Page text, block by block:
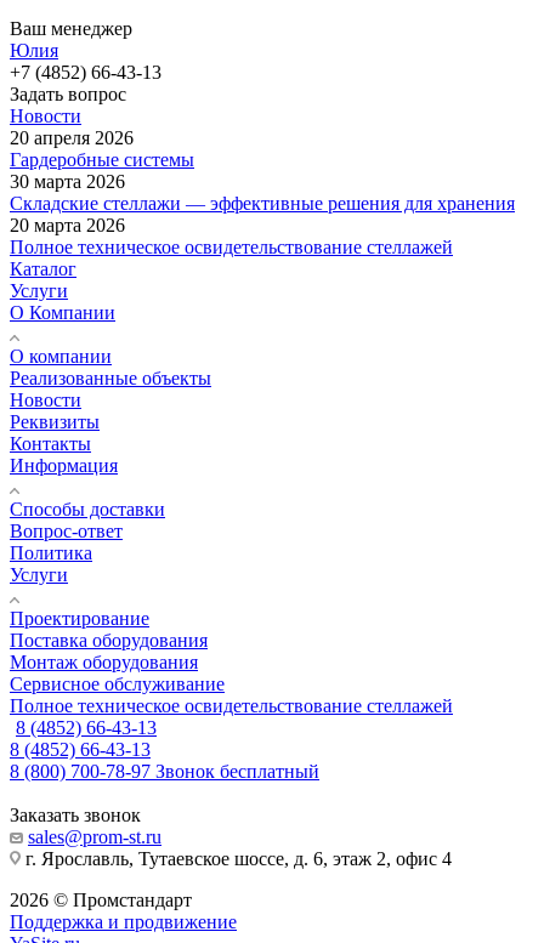
Ваш менеджер
Юлия
+7 (4852) 66-43-13
Задать вопрос
Новости
20 апреля 2026
Гардеробные системы
30 марта 2026
Складские стеллажи — эффективные решения для хранения
20 марта 2026
Полное техническое освидетельствование стеллажей
Каталог
Услуги
О Компании
О компании
Реализованные объекты
Новости
Реквизиты
Контакты
Информация
Способы доставки
Вопрос-ответ
Политика
Услуги
Проектирование
Поставка оборудования
Монтаж оборудования
Сервисное обслуживание
Полное техническое освидетельствование стеллажей
8 (4852) 66-43-13
8 (4852) 66-43-13
8 (800) 700-78-97 Звонок бесплатный
Заказать звонок
sales@prom-st.ru
г. Ярославль, Тутаевское шоссе, д. 6, этаж 2, офис 4
2026 © Промстандарт
Поддержка и продвижение